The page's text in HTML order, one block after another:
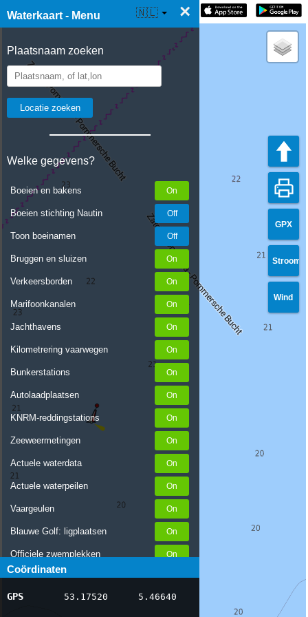
Waterkaart - Menu ×
Plaatsnaam zoeken
Welke gegevens?
Boeien en bakens
Boeien stichting Nautin
Toon boeinamen
Bruggen en sluizen
Verkeersborden
Marifoonkanalen
Jachthavens
Kilometrering vaarwegen
Bunkerstations
Autolaadplaatsen
KNRM-reddingstations
Zeeweermetingen
Actuele waterdata
Actuele waterpeilen
Vaargeulen
Blauwe Golf: ligplaatsen
Officiele zwemplekken
Stremmingen/hinder
AIS scheepsposities
Coördinaten
GPS 53.17520 5.46640
☰ Waterkaart Live 🇳🇱
GPX
Stroom
Wind